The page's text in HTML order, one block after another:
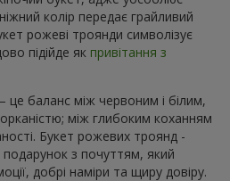
колір передає грайливий
рожеві троянди символізує
підійде як привітання з
баланс між червоним і білим,
між глибоким коханням
Букет рожевих троянд -
з почуттям, який
добрі наміри та щиру довіру.